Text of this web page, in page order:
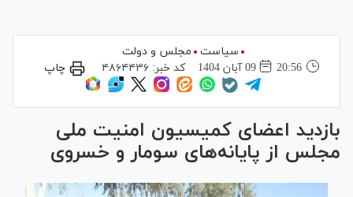
سیاست
مجلس و دولت
20:56
09 آبان 1404 کد خبر:۴۸۶۴۴۳۶ چاپ
بازدید اعضای کمیسیون امنیت ملی
مجلس از پایانه‌های سومار و خسروی